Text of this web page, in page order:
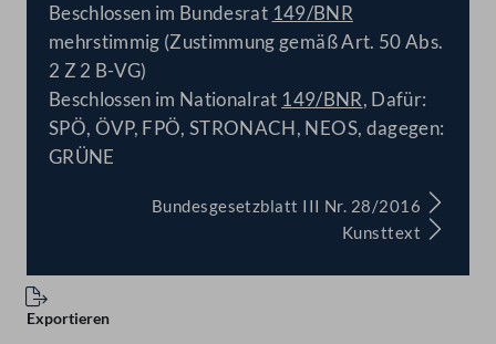
Beschlossen im Bundesrat 149/BNR
mehrstimmig (Zustimmung gemäß Art. 50 Abs.
2 Z 2 B-VG)
Beschlossen im Nationalrat 149/BNR, Dafür:
SPÖ, ÖVP, FPÖ, STRONACH, NEOS, dagegen:
GRÜNE
Bundesgesetzblatt III Nr. 28/2016
Kunsttext
Exportieren